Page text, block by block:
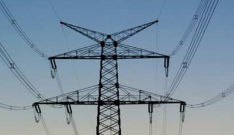
dəyişib
tələbinin pozulmasına görə cərimələr